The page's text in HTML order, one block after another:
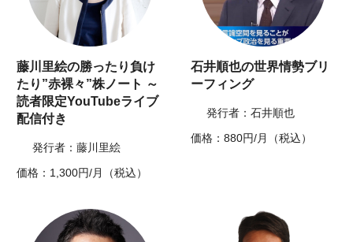
藤川里絵の勝ったり負け
たり”赤裸々”株ノート ～
読者限定YouTubeライブ
配信付き
発行者：藤川里絵
価格：1,300円/月（税込）
石井順也の世界情勢ブリ
ーフィング
発行者：石井順也
価格：880円/月（税込）